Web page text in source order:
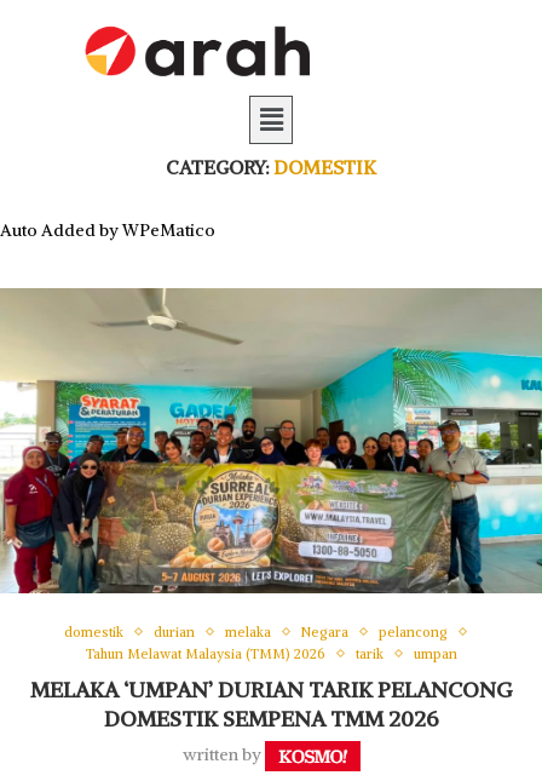
CATEGORY:DOMESTIK
Auto Added by WPeMatico
domestik durian melaka Negara
pelancong
Tahun Melawat Malaysia (TMM) 2026
tarik umpan
MELAKA ‘UMPAN’ DURIAN TARIK PELANCONG
DOMESTIK SEMPENA TMM 2026
written by